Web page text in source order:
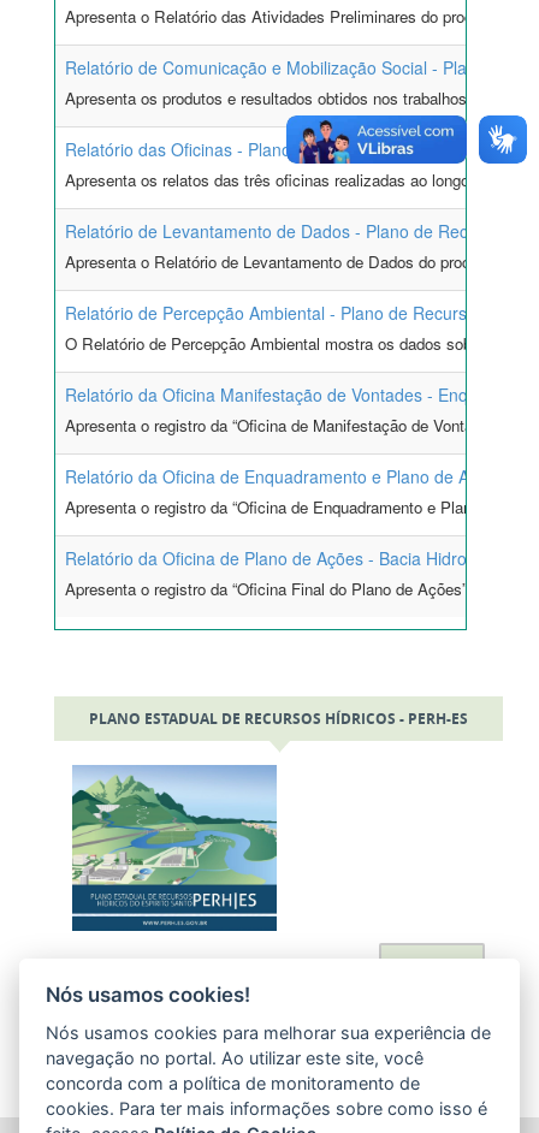
Apresenta o Relatório das Atividades Preliminares do processo
Relatório de Comunicação e Mobilização Social - Plano de
Apresenta os produtos e resultados obtidos nos trabalhos de
Relatório das Oficinas - Plano de Recursos Hídricos da
Apresenta os relatos das três oficinas realizadas ao longo da
Relatório de Levantamento de Dados - Plano de Recursos
Apresenta o Relatório de Levantamento de Dados do processo
Relatório de Percepção Ambiental - Plano de Recursos
O Relatório de Percepção Ambiental mostra os dados sobre a
Relatório da Oficina Manifestação de Vontades -
Apresenta o registro da “Oficina de Manifestação de Vontades
Relatório da Oficina de Enquadramento e Plano de Ações -
Apresenta o registro da “Oficina de Enquadramento e Plano de
Relatório da Oficina de Plano de Ações - Bacia Hidrográfica
Apresenta o registro da “Oficina Final do Plano de Ações”
PLANO ESTADUAL DE RECURSOS HÍDRICOS - PERH-ES
Acessar
Nós usamos cookies!
Nós usamos cookies para melhorar sua experiência de
navegação no portal. Ao utilizar este site, você
concorda com a política de monitoramento de
cookies. Para ter mais informações sobre como isso é